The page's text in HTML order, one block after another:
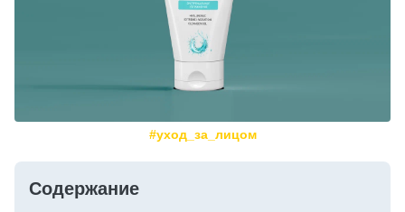
#уход_за_лицом
Содержание